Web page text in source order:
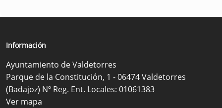
Información
Ayuntamiento de Valdetorres
Parque de la Constitución, 1 - 06474 Valdetorres
(Badajoz) Nº Reg. Ent. Locales: 01061383
Ver mapa